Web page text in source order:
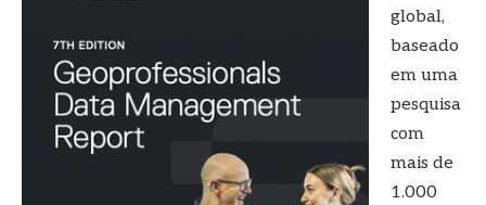
global,
baseado
em uma
pesquisa
com
mais de
1.000